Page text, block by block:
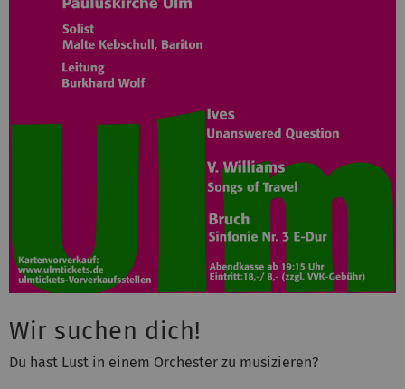
Wir suchen dich!
Du hast Lust in einem Orchester zu musizieren?